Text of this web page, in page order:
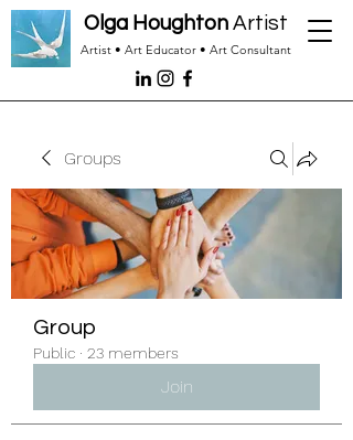
Olga Houghton Artist
Artist • Art Educator • Art Consultant
Groups
Group
Public · 23 members
Join